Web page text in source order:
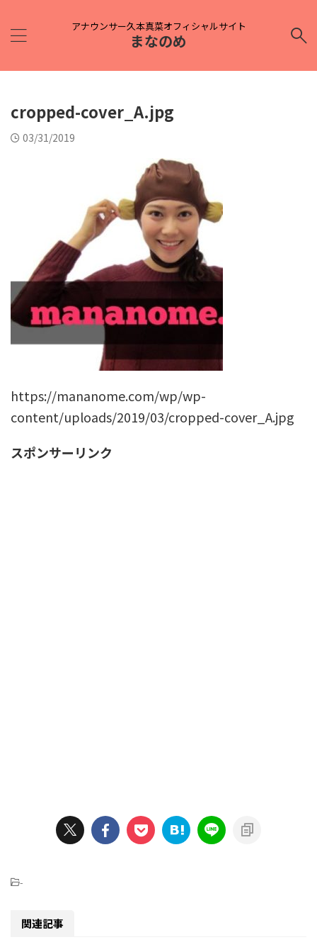
アナウンサー久本真菜オフィシャルサイト
まなのめ
cropped-cover_A.jpg
03/31/2019
https://mananome.com/wp/wp-
content/uploads/2019/03/cropped-cover_A.jpg
スポンサーリンク
-
関連記事